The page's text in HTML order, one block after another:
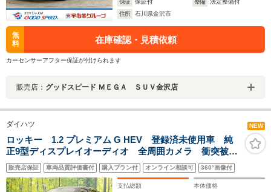
保証 保証付 整備
法定整備付
住所
石川県金沢市
無
料
在庫確認・見積依頼
カーセンサーアフター保証が付けられます
販売店： グッドスピード ＭＥＧＡ ＳＵＶ金沢店
ダイハツ NEW
ロッキー 1.2 プレミアム G HEV 登録済未使用車 純
正9型ディスプレイオーディオ 全周囲カメラ 衝突被害
軽減システム レーダークルーズ コーナーセンサー
LEDヘッド 純正17インチアルミ 車線逸脱警報 オー
トライト
販売店保証 車両品質評価書付 購入プラン付 オンライン相談可 360°画像付
支払総額 本体価格